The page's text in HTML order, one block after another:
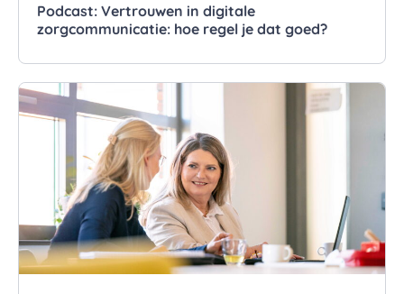
Podcast: Vertrouwen in digitale
zorgcommunicatie: hoe regel je dat goed?